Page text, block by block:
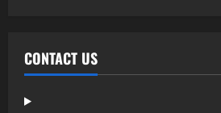
CONTACT US